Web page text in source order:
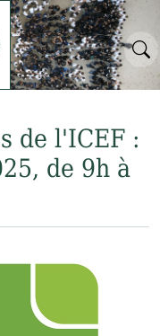
de l'ICEF :
de 9h à